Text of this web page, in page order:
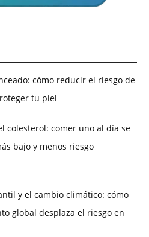
cómo reducir el riesgo de
tu piel
colesterol: comer uno al día se
bajo y menos riesgo
y el cambio climático: cómo
global desplaza el riesgo en